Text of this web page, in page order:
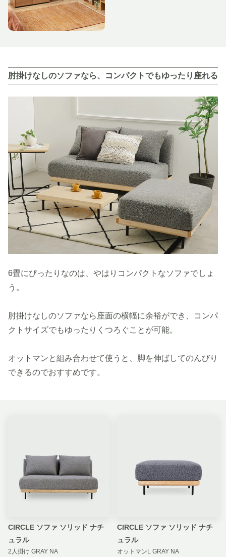
肘掛けなしのソファなら、コンパクトでもゆったり座れる
6畳にぴったりなのは、やはりコンパクトなソファでしょ
う。
肘掛けなしのソファなら座面の横幅に余裕ができ、コンパ
クトサイズでもゆったりくつろぐことが可能。
オットマンと組み合わせて使うと、脚を伸ばしてのんびり
できるのでおすすめです。
CIRCLE ソファ ソリッド ナチ
ュラル
2人掛け GRAY NA
CIRCLE ソファ ソリッド ナチ
ュラル
オットマンL GRAY NA